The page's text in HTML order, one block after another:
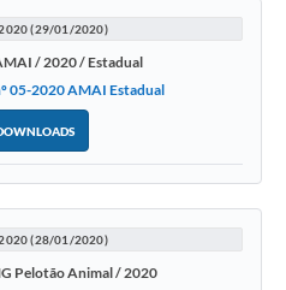
2020 (29/01/2020)
/ 2020 / Estadual
05-2020 AMAI Estadual
2020 (28/01/2020)
Pelotão Animal / 2020